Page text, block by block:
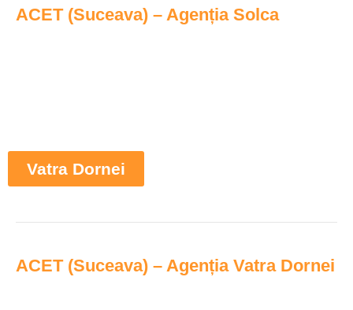
ACET (Suceava) – Agenția Solca
Vatra Dornei
ACET (Suceava) – Agenția Vatra Dornei